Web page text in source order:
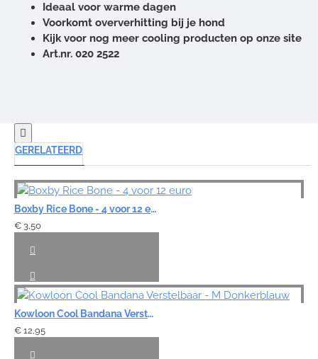
Ideaal voor warme dagen
Voorkomt oververhitting bij je hond
Kijk voor nog meer cooling producten op onze site
Art.nr. 020 2522
GERELATEERD
Boxby Rice Bone - 4 voor 12 euro
€ 3,50
Kowloon Cool Bandana Verstelbaar - M Donkerblauw
€ 12,95